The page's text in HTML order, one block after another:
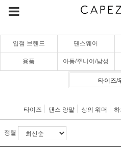
입점 브랜드 댄스웨어
용품 아동/주니어/남성
타이즈/
타이즈 댄스 양말 상의 워머
정렬